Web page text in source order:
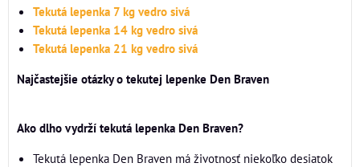
Tekutá lepenka 7 kg vedro sivá
Tekutá lepenka 14 kg vedro sivá
Tekutá lepenka 21 kg vedro sivá
Najčastejšie otázky o tekutej lepenke Den Braven
Ako dlho vydrží tekutá lepenka Den Braven?
Tekutá lepenka Den Braven má životnosť niekoľko desiatok